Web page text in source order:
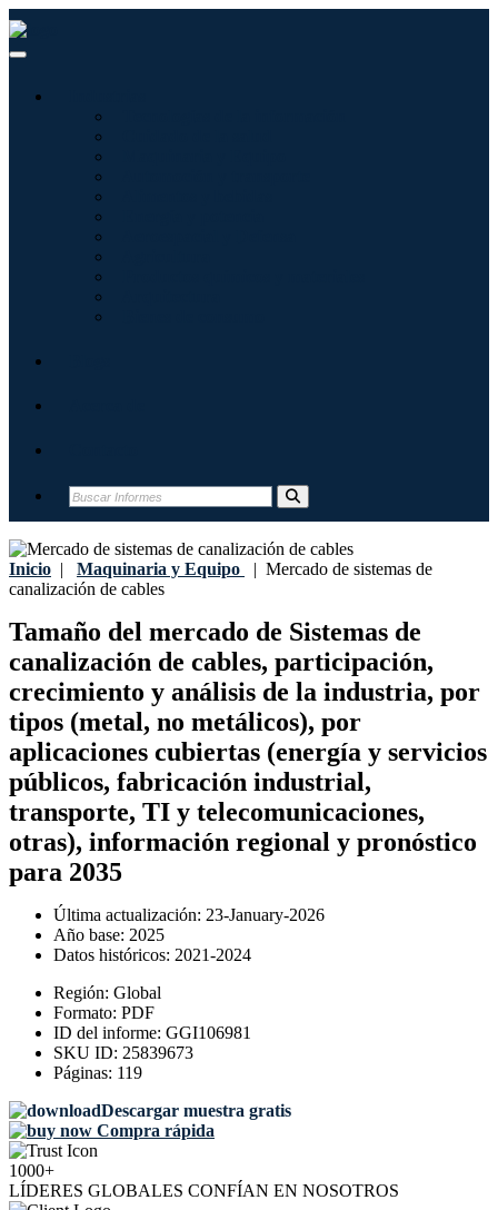
Inicio | Maquinaria y Equipo | Mercado de sistemas de
canalización de cables
Tamaño del mercado de Sistemas de
canalización de cables, participación,
crecimiento y análisis de la industria, por
tipos (metal, no metálicos), por
aplicaciones cubiertas (energía y servicios
públicos, fabricación industrial,
transporte, TI y telecomunicaciones,
otras), información regional y pronóstico
para 2035
Última actualización: 23-January-2026
Año base: 2025
Datos históricos: 2021-2024
Región: Global
Formato: PDF
ID del informe: GGI106981
SKU ID: 25839673
Páginas: 119
Descargar muestra gratis
Compra rápida
1000+
LÍDERES GLOBALES CONFÍAN EN NOSOTROS